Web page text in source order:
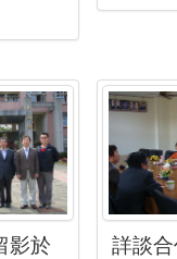
影於
詳談